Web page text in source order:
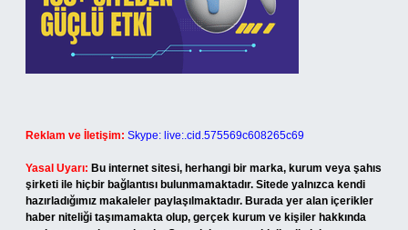
Reklam ve İletişim: Skype: live:.cid.575569c608265c69
Yasal Uyarı: Bu internet sitesi, herhangi bir marka, kurum veya şahıs
şirketi ile hiçbir bağlantısı bulunmamaktadır. Sitede yalnızca kendi
hazırladığımız makaleler paylaşılmaktadır. Burada yer alan içerikler
haber niteliği taşımamakta olup, gerçek kurum ve kişiler hakkında